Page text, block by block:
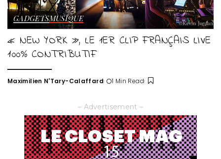
GADGETSMUSIQUE
« NEW YORK », LE 1ER CLIP FRANÇAIS LIVE
100% CONTRIBUTIF
Posted
Maximilien N'Tary-Calaffard 1 Min Read
– Advertisement –